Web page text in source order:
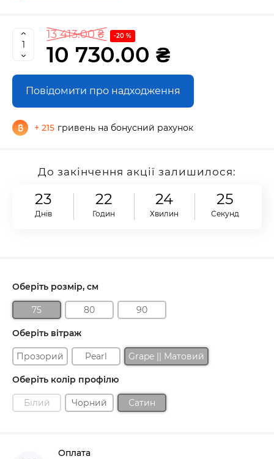
13 413.00 ₴ -20 %
10 730.00 ₴
Повідомити про надходження
+ 215 гривень на бонусний рахунок
До закінчення акції залишилося:
23
Днів
22
Годин
24
Хвилин
24
Секунд
Оберіть розмір, см
75 80 90
Оберіть вітраж
Прозорий Pearl Grape || Матовий
Оберіть колір профілю
Білий Чорний Сатин
Оплата